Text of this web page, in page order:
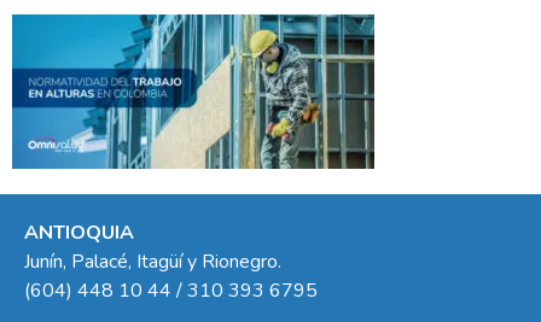
ANTIOQUIA
Junín, Palacé, Itagüí y Rionegro.
(604) 448 10 44 / 310 393 6795